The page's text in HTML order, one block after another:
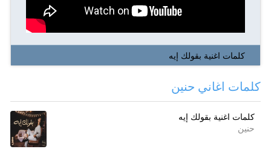
كلمات اغنية بقولك إيه
كلمات اغاني حنين
كلمات اغنية بقولك إيه
حنين